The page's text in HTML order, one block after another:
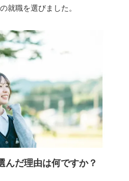
就職を選びました。
んだ理由は何ですか？